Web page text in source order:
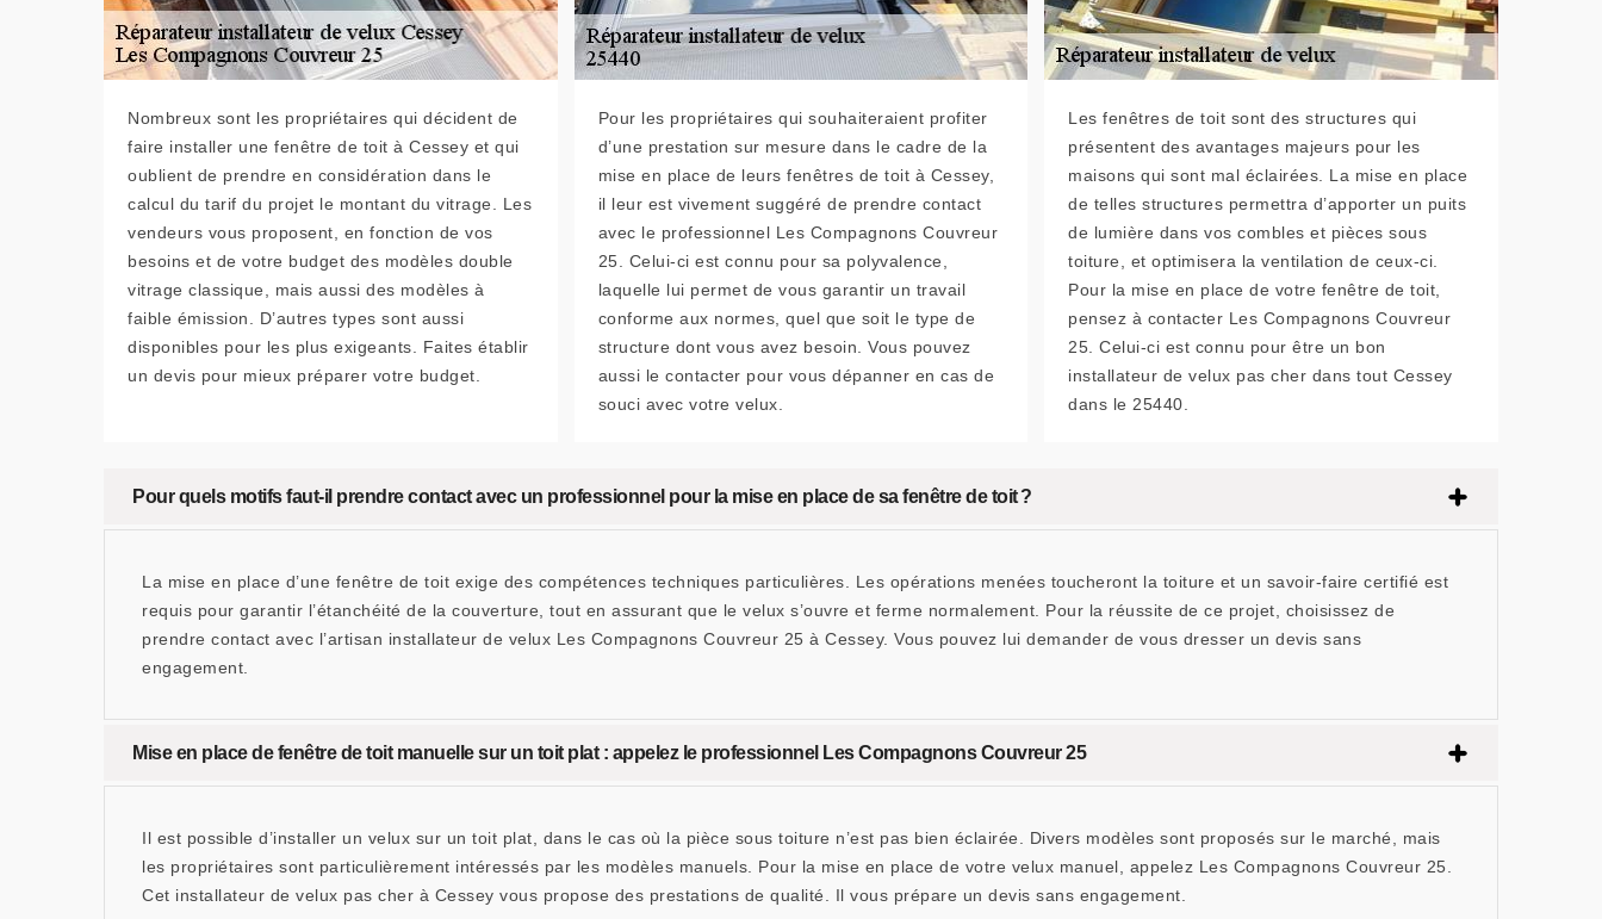
Nombreux sont les propriétaires qui décident de
faire installer une fenêtre de toit à Cessey et qui
oublient de prendre en considération dans le
calcul du tarif du projet le montant du vitrage. Les
vendeurs vous proposent, en fonction de vos
besoins et de votre budget des modèles double
vitrage classique, mais aussi des modèles à
faible émission. D’autres types sont aussi
disponibles pour les plus exigeants. Faites établir
un devis pour mieux préparer votre budget.
Pour les propriétaires qui souhaiteraient profiter
d’une prestation sur mesure dans le cadre de la
mise en place de leurs fenêtres de toit à Cessey,
il leur est vivement suggéré de prendre contact
avec le professionnel Les Compagnons Couvreur
25. Celui-ci est connu pour sa polyvalence,
laquelle lui permet de vous garantir un travail
conforme aux normes, quel que soit le type de
structure dont vous avez besoin. Vous pouvez
aussi le contacter pour vous dépanner en cas de
souci avec votre velux.
Les fenêtres de toit sont des structures qui
présentent des avantages majeurs pour les
maisons qui sont mal éclairées. La mise en place
de telles structures permettra d’apporter un puits
de lumière dans vos combles et pièces sous
toiture, et optimisera la ventilation de ceux-ci.
Pour la mise en place de votre fenêtre de toit,
pensez à contacter Les Compagnons Couvreur
25. Celui-ci est connu pour être un bon
installateur de velux pas cher dans tout Cessey
dans le 25440.
Pour quels motifs faut-il prendre contact avec un professionnel pour la mise en place de sa fenêtre de toit ?
La mise en place d’une fenêtre de toit exige des compétences techniques particulières. Les opérations menées toucheront la toiture et un savoir-faire certifié est
requis pour garantir l’étanchéité de la couverture, tout en assurant que le velux s’ouvre et ferme normalement. Pour la réussite de ce projet, choisissez de
prendre contact avec l’artisan installateur de velux Les Compagnons Couvreur 25 à Cessey. Vous pouvez lui demander de vous dresser un devis sans
engagement.
Mise en place de fenêtre de toit manuelle sur un toit plat : appelez le professionnel Les Compagnons Couvreur 25
Il est possible d’installer un velux sur un toit plat, dans le cas où la pièce sous toiture n’est pas bien éclairée. Divers modèles sont proposés sur le marché, mais
les propriétaires sont particulièrement intéressés par les modèles manuels. Pour la mise en place de votre velux manuel, appelez Les Compagnons Couvreur 25.
Cet installateur de velux pas cher à Cessey vous propose des prestations de qualité. Il vous prépare un devis sans engagement.